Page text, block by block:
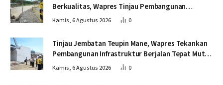
Berkualitas, Wapres Tinjau Pembangunan
Jembatan Lumut
Kamis, 6 Agustus 2026 0
Tinjau Jembatan Teupin Mane, Wapres Tekankan
Pembangunan Infrastruktur Berjalan Tepat Mutu
dan Tepat Waktu
Kamis, 6 Agustus 2026 0